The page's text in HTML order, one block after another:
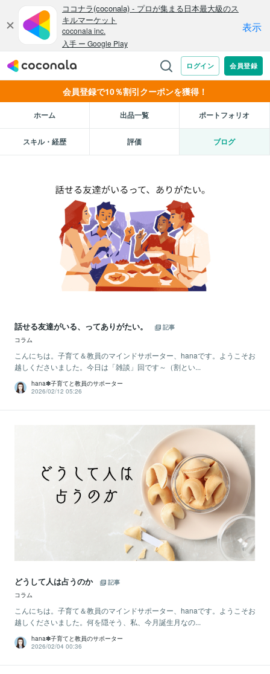
会員登録で10％割引クーポンを獲得！
ホーム 出品一覧 ポートフォリオ
スキル・経歴 評価 ブログ
話せる友達がいる、ってありがたい。
記事
コラム
こんにちは。子育て＆教員のマインドサポーター、hanaです。ようこそお
越しくださいました。今日は「雑談」回です～（割とい...
hana✽子育てと教員のサポーター
2026/02/12 05:26
どうして人は占うのか
記事
コラム
こんにちは。子育て＆教員のマインドサポーター、hanaです。ようこそお
越しくださいました。何を隠そう、私、今月誕生月なの...
hana✽子育てと教員のサポーター
2026/02/04 00:36